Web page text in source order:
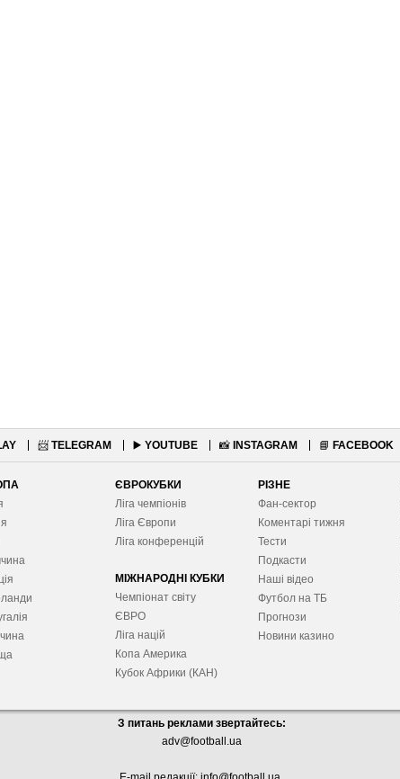
📨 TELEGRAM ▶️ YOUTUBE 📸 INSTAGRAM 📘 FACEBOOK
ЄВРОКУБКИ
Ліга чемпіонів
Ліга Європи
Ліга конференцій
МІЖНАРОДНІ КУБКИ
Чемпіонат світу
ЄВРО
Ліга націй
Копа Америка
Кубок Африки (КАН)
РІЗНЕ
Фан-сектор
Коментарі тижня
Тести
Подкасти
Наші відео
Футбол на ТБ
Прогнози
Новини казино
З питань реклами звертайтесь:
adv@football.ua